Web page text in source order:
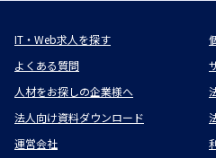
IT・Web求人を探す
よくある質問
人材をお探しの企業様へ
法人向け資料ダウンロード
運営会社